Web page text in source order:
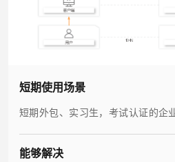
短期使用场景
短期外包、实习生，考试认证的企
能够解决